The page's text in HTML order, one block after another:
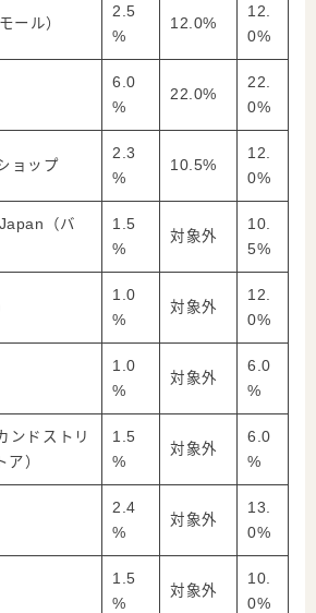
ール）
2.5
%
12.0%
12.
0%
6.0
%
22.0%
22.
0%
ョップ
2.3
%
10.5%
12.
0%
（バ
1.5
%
対象外
10.
5%
1.0
%
対象外
12.
0%
1.0
%
対象外
6.0
%
ンドストリ
）
1.5
%
対象外
6.0
%
2.4
%
対象外
13.
0%
1.5
%
対象外
10.
0%